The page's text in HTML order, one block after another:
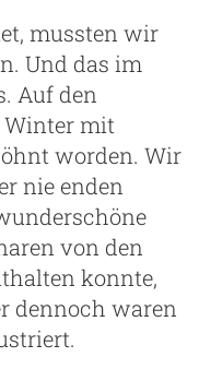
mussten wir
Und das im
Auf den
mit
worden. Wir
nie enden
von den
konnte,
dennoch waren